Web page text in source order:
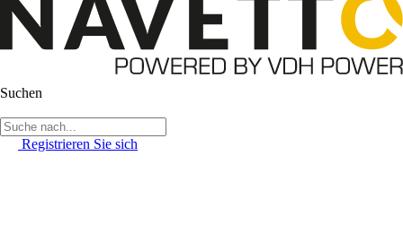
Suchen
Registrieren Sie sich